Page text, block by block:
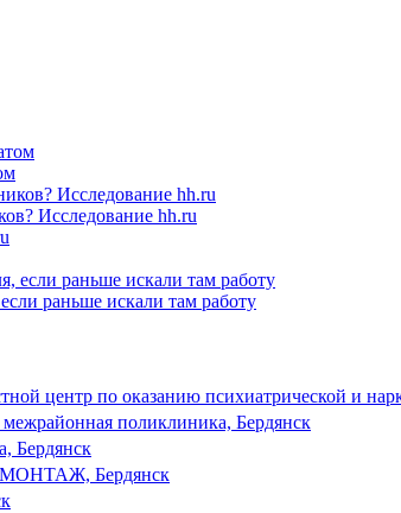
Исследование hh.ru
раньше искали там работу
центр по оказанию психиатрической и
межрайонная поликлиника, Бердянск
Бердянск
Бердянск